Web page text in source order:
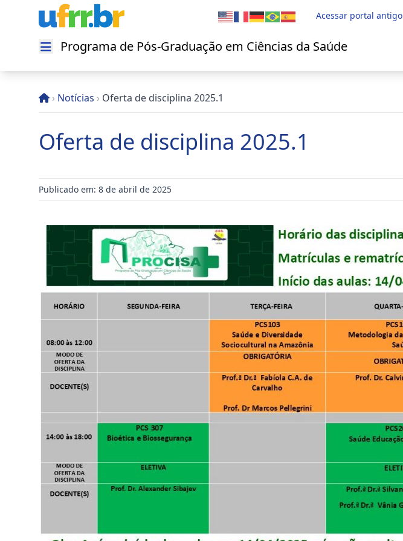
Acessar portal antigo
Abrir menu
Programa de Pós-Graduação em Ciências da Saúde
› Notícias › Oferta de disciplina 2025.1
Oferta de disciplina 2025.1
Publicado em: 8 de abril de 2025